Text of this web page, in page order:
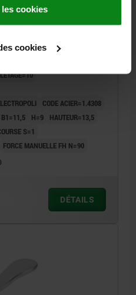
cookies
cookies
CODE ACIER=1.4308
B1=11,5 H=9
HAUTEUR=13,5
S=1
FORCE MANUELLE FH N=90
DÉTAILS